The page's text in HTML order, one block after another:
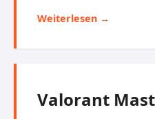
Weiterlesen →
Valorant